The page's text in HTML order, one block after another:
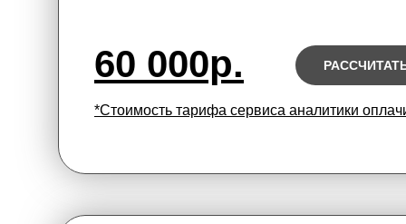
60 000р.
*Стоимость тарифа сервиса аналитики